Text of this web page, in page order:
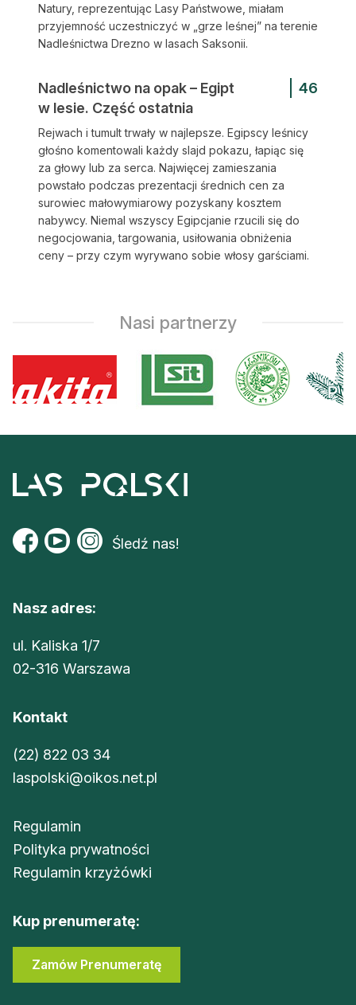
Natury, reprezentując Lasy Państwowe, miałam
przyjemność uczestniczyć w „grze leśnej” na terenie
Nadleśnictwa Drezno w lasach Saksonii.
Nadleśnictwo na opak – Egipt
w lesie. Część ostatnia
46
Rejwach i tumult trwały w najlepsze. Egipscy leśnicy
głośno komentowali każdy slajd pokazu, łapiąc się
za głowy lub za serca. Najwięcej zamieszania
powstało podczas prezentacji średnich cen za
surowiec małowymiarowy pozyskany kosztem
nabywcy. Niemal wszyscy Egipcjanie rzucili się do
negocjowania, targowania, usiłowania obniżenia
ceny – przy czym wyrywano sobie włosy garściami.
Nasi partnerzy
Śledź nas!
Nasz adres:
ul. Kaliska 1/7
02-316 Warszawa
Kontakt
(22) 822 03 34
laspolski@oikos.net.pl
Regulamin
Polityka prywatności
Regulamin krzyżówki
Kup prenumeratę:
Zamów Prenumeratę